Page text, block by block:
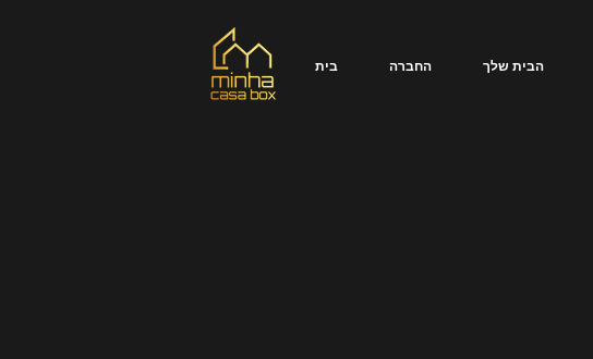
בית החברה הבית שלך